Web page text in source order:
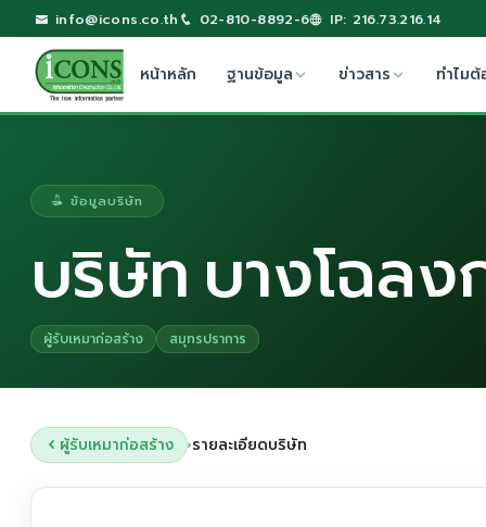
info@icons.co.th 02-810-8892-6 IP: 216.73.216.14
หน้าหลัก ฐานข้อมูล ข่าวสาร ทำไมต้
ข้อมูลบริษัท
บริษัท บางโฉลง
ผู้รับเหมาก่อสร้าง สมุทรปราการ
ผู้รับเหมาก่อสร้าง ›รายละเอียดบริษัท